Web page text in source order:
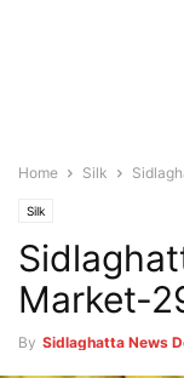
Home Silk
Silk
Market-
By Sidlaghatta News